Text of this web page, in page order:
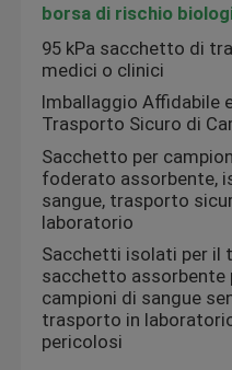
borsa di rischio
95 kPa sacchetto di
medici o clinici
Imballaggio Affidabile
Trasporto Sicuro di
Sacchetto per
foderato assorbente,
sangue, trasporto
laboratorio
Sacchetti isolati per il
sacchetto assorbente
campioni di sangue
trasporto in
pericolosi